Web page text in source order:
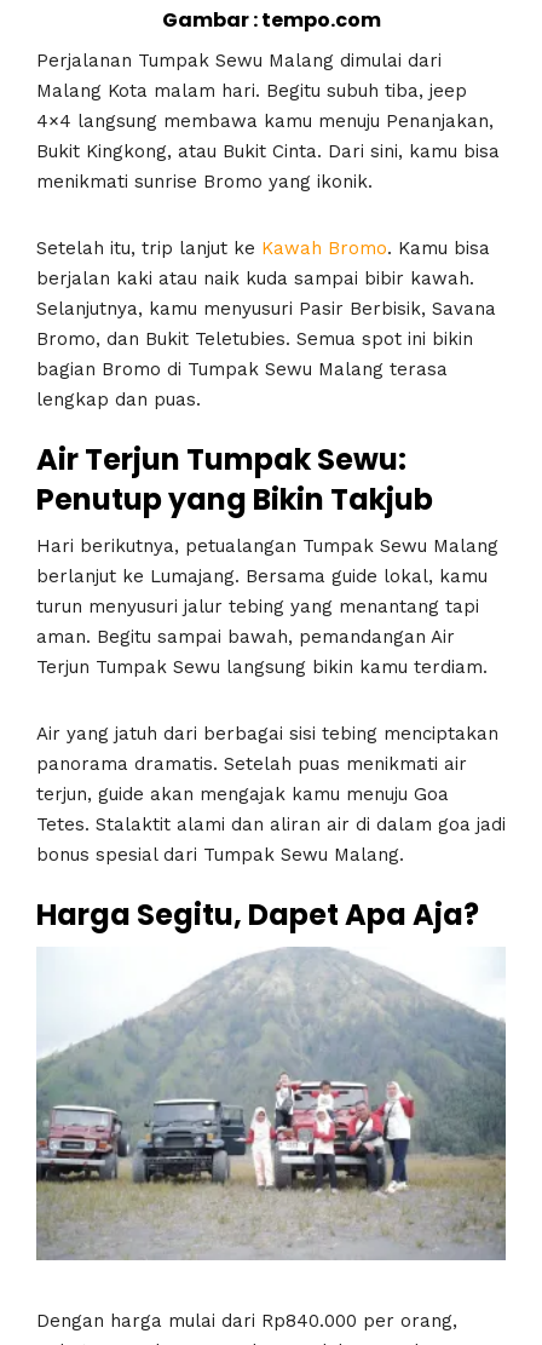
Gambar : tempo.com
Perjalanan Tumpak Sewu Malang dimulai dari
Malang Kota malam hari. Begitu subuh tiba, jeep
4×4 langsung membawa kamu menuju Penanjakan,
Bukit Kingkong, atau Bukit Cinta. Dari sini, kamu bisa
menikmati sunrise Bromo yang ikonik.
Setelah itu, trip lanjut ke Kawah Bromo. Kamu bisa
berjalan kaki atau naik kuda sampai bibir kawah.
Selanjutnya, kamu menyusuri Pasir Berbisik, Savana
Bromo, dan Bukit Teletubies. Semua spot ini bikin
bagian Bromo di Tumpak Sewu Malang terasa
lengkap dan puas.
Air Terjun Tumpak Sewu:
Penutup yang Bikin Takjub
Hari berikutnya, petualangan Tumpak Sewu Malang
berlanjut ke Lumajang. Bersama guide lokal, kamu
turun menyusuri jalur tebing yang menantang tapi
aman. Begitu sampai bawah, pemandangan Air
Terjun Tumpak Sewu langsung bikin kamu terdiam.
Air yang jatuh dari berbagai sisi tebing menciptakan
panorama dramatis. Setelah puas menikmati air
terjun, guide akan mengajak kamu menuju Goa
Tetes. Stalaktit alami dan aliran air di dalam goa jadi
bonus spesial dari Tumpak Sewu Malang.
Harga Segitu, Dapet Apa Aja?
Dengan harga mulai dari Rp840.000 per orang,